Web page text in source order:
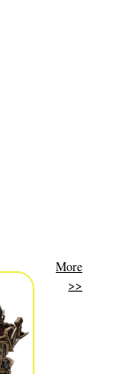
More
>>